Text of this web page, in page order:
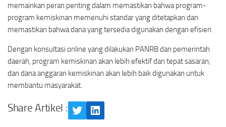
memainkan peran penting dalam memastikan bahwa program-
program kemiskinan memenuhi standar yang ditetapkan dan
memastikan bahwa dana yang tersedia digunakan dengan efisien.
Dengan konsultasi online yang dilakukan PANRB dan pemerintah
daerah, program kemiskinan akan lebih efektif dan tepat sasaran,
dan dana anggaran kemiskinan akan lebih baik digunakan untuk
membantu masyarakat.
Share Artikel :
TwitterLinkedIn